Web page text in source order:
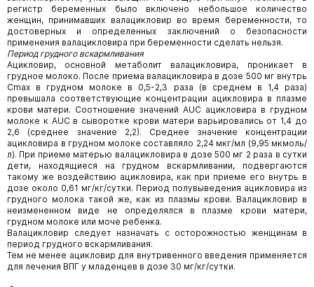
регистр беременных было включено небольшое количество
женщин, принимавших валацикловир во время беременности, то
достоверных и определенных заключений о безопасности
применения валацикловира при беременности сделать нельзя.
Период грудного вскармливания
Ацикловир, основной метаболит валацикловира, проникает в
грудное молоко. После приема валацикловира в дозе 500 мг внутрь
Сmах в грудном молоке в 0,5-2,3 раза (в среднем в 1,4 раза)
превышала соответствующие концентрации ацикловира в плазме
крови матери. Соотношение значений AUC ацикловира в грудном
молоке к AUC в сыворотке крови матери варьировались от 1,4 до
2,6 (среднее значение 2,2). Среднее значение концентрации
ацикловира в грудном молоке составляло 2,24 мкг/мл (9,95 мкмоль/
л). При приеме матерью валацикловира в дозе 500 мг 2 раза в сутки
дети, находящиеся на грудном вскармливании, подвергаются
такому же воздействию ацикловира, как при приеме его внутрь в
дозе около 0,61 мг/кг/сутки. Период полувыведения ацикловира из
грудного молока такой же, как из плазмы крови. Валацикловир в
неизмененном виде не определялся в плазме крови матери,
грудном молоке или моче ребенка.
Валацикловир следует назначать с осторожностью женщинам в
период грудного вскармливания.
Тем не менее ацикловир для внутривенного введения применяется
для лечения ВПГ у младенцев в дозе 30 мг/кг/сутки.